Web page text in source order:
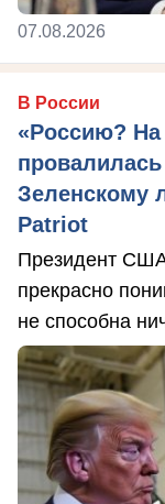
07.08.2026
В России
«Россию?
Зеленскому
Patriot
Президент
прекрасно
не способна